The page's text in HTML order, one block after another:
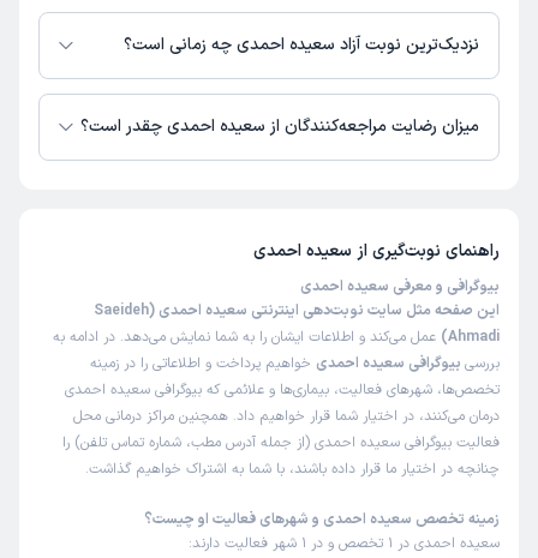
در حال حاضر اطلاعاتی درباره ارائه ویزیت آنلاین توسط سعیده احمدی در
دسترس نیست. برای دریافت اطلاعات دقیق‌تر، لطفاً با مطب تماس بگیرید.
نزدیک‌ترین نوبت آزاد سعیده احمدی چه زمانی است؟
زمان نوبت‌دهی و پذیرش بیماران با هماهنگی مطب مشخص می‌شود.
میزان رضایت مراجعه‌کنندگان از سعیده احمدی چقدر است؟
راهنمای نوبت‌گیری از سعیده احمدی
بیوگرافی و معرفی سعیده احمدی
این صفحه مثل سایت نوبت‌دهی اینترنتی سعیده احمدی (Saeideh
Ahmadi) عمل می‌کند و اطلاعات ایشان را به شما نمایش می‌دهد. در ادامه به
بررسی بیوگرافی سعیده احمدی خواهیم پرداخت و اطلاعاتی را در زمینه
تخصص‌ها، شهرهای فعالیت، بیماری‌ها و علائمی که بیوگرافی سعیده احمدی
درمان می‌کنند، در اختیار شما قرار خواهیم داد. همچنین مراکز درمانی محل
فعالیت بیوگرافی سعیده احمدی (از جمله آدرس مطب، شماره تماس تلفن) را
چنانچه در اختیار ما قرار داده باشند، با شما به اشتراک خواهیم گذاشت.
زمینه تخصص سعیده احمدی و شهرهای فعالیت او چیست؟
سعیده احمدی در 1 تخصص و در 1 شهر فعالیت دارند: